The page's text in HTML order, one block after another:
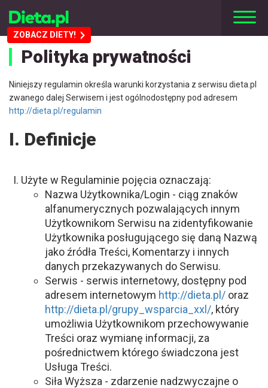
ZOBACZ DIETY!
Polityka prywatności
Niniejszy regulamin określa warunki korzystania z serwisu dieta.pl
zwanego dalej Serwisem i jest ogólnodostępny pod adresem
http://dieta.pl/regulamin
I. Definicje
Użyte w Regulaminie pojęcia oznaczają:
Nazwa Użytkownika/Login - ciąg znaków
alfanumerycznych pozwalających innym
Użytkownikom Serwisu na zidentyfikowanie
Użytkownika posługującego się daną Nazwą
jako źródła Treści, Komentarzy i innych
danych przekazywanych do Serwisu.
Serwis - serwis internetowy, dostępny pod
adresem internetowym http://dieta.pl/ oraz
http://dieta.pl/grupy_wsparcia_xxl/, który
umożliwia Użytkownikom przechowywanie
Treści oraz wymianę informacji, za
pośrednictwem którego świadczona jest
Usługa Treści.
Siła Wyższa - zdarzenie nadzwyczajne o